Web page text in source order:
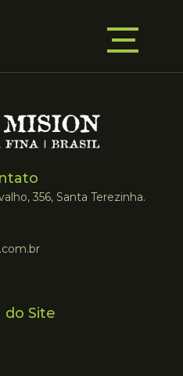
356, Santa Terezinha.
do Site